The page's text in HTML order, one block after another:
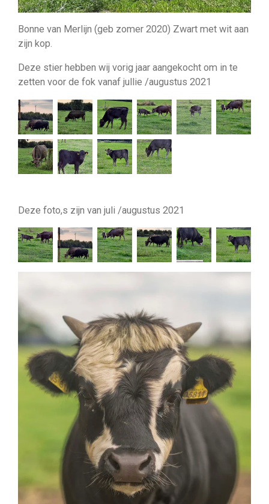
Bonne van Merlijn (geb zomer 2020) Zwart met wit aan
zijn kop.
Deze stier hebben wij vorig jaar aangekocht om in te
zetten voor de fok vanaf jullie /augustus 2021
Deze foto,s zijn van juli /augustus 2021